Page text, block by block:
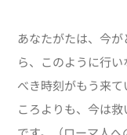
あなたがたは、今
ら、このように行
べき時刻がもう来
ころよりも、今は